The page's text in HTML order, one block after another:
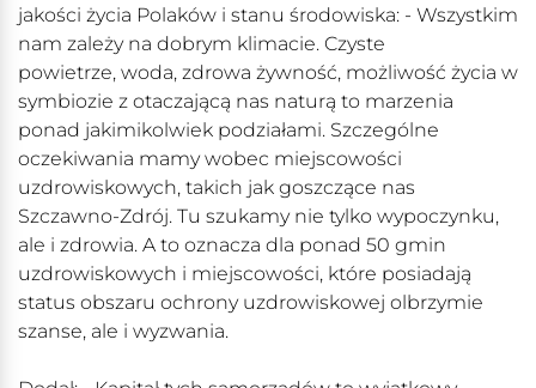
jakości życia Polaków i stanu środowiska: - Wszystkim
nam zależy na dobrym klimacie. Czyste
powietrze, woda, zdrowa żywność, możliwość życia w
symbiozie z otaczającą nas naturą to marzenia
ponad jakimikolwiek podziałami. Szczególne
oczekiwania mamy wobec miejscowości
uzdrowiskowych, takich jak goszczące nas
Szczawno-Zdrój. Tu szukamy nie tylko wypoczynku,
ale i zdrowia. A to oznacza dla ponad 50 gmin
uzdrowiskowych i miejscowości, które posiadają
status obszaru ochrony uzdrowiskowej olbrzymie
szanse, ale i wyzwania.